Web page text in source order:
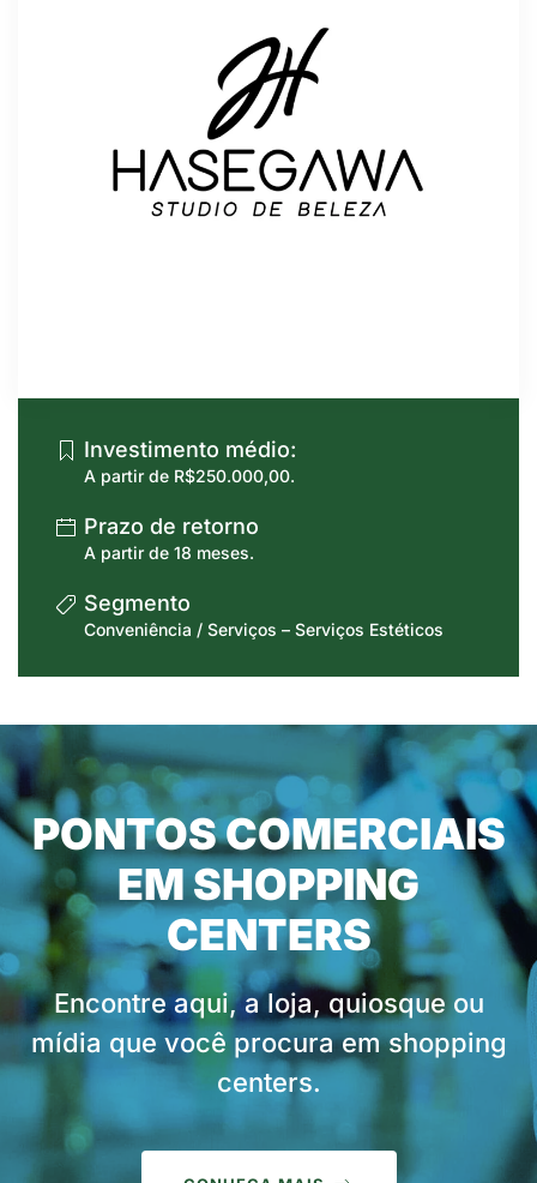
Investimento médio:
A partir de R$250.000,00.
Prazo de retorno
A partir de 18 meses.
Segmento
Conveniência / Serviços – Serviços Estéticos
PONTOS COMERCIAIS
EM SHOPPING
CENTERS
Encontre aqui, a loja, quiosque ou
mídia que você procura em shopping
centers.